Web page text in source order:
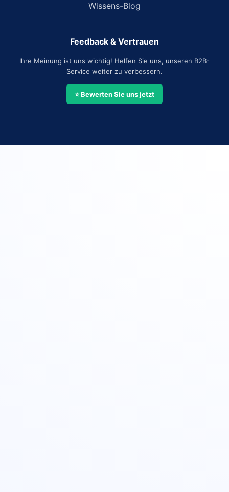
Wissens-Blog
Feedback & Vertrauen
Ihre Meinung ist uns wichtig! Helfen Sie uns, unseren B2B-
Service weiter zu verbessern.
⭐ Bewerten Sie uns jetzt